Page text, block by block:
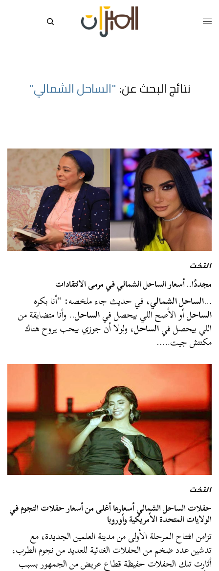
نتائج البحث عن: "الساحل الشمالي"
التخت
مجددًا.. أسعار الساحل الشمالي في مرمى الانتقادات
…الساحل الشمالي، في حديث جاء ملخصه: “أنا بكره
الساحلأو الأصح اللي بيحصل فيالساحل.. وأنا متضايقة من
اللي بيحصل فيالساحل، ولولا أن جوزي بيحب يروح هناك
مكنتش جيت…..
التخت
حفلات الساحل الشمالي أسعارها أغلى من أسعار حفلات النجوم في
الولايات المتحدة الأمريكية وأوروبا
تزامن افتتاح المرحلة الأولى من مدينة العلمين الجديدة، مع
تدشين عدد ضخم من الحفلات الغنائية للعديد من نجوم الطرب،
أثارت تلك الحفلات حفيظة قطاع عريض من الجمهور بسبب